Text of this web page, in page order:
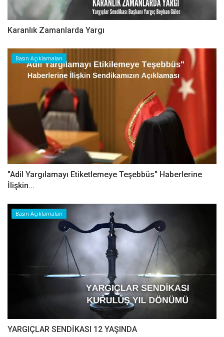
Karanlık Zamanlarda Yargı
Basın Açıklamaları
"Adil Yargılamayı Etiketlemeye Teşebbüs" Haberlerine
İlişkin...
Basın Açıklamaları
YARGIÇLAR SENDİKASI 12 YAŞINDA